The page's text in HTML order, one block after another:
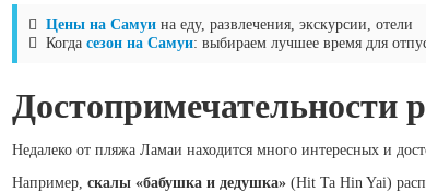
Цены на Самуи на еду, развлечения, экскурсии, отели
Когда сезон на Самуи: выбираем лучшее время для
Достопримечательности
Недалеко от пляжа Ламаи находится много интересных и
Например, скалы «бабушка и дедушка» (Hit Ta Hin Yai)